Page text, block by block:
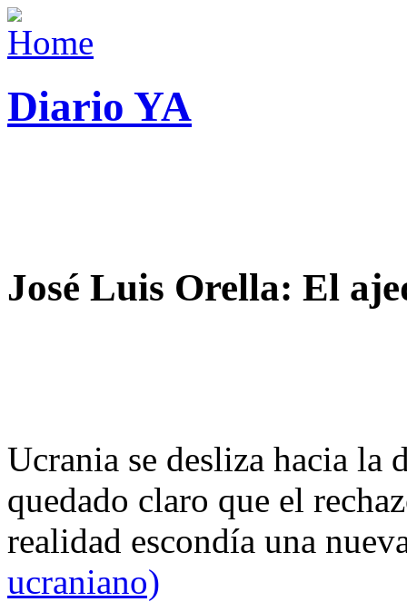
Diario YA
José Luis Orella: El
Ucrania se desliza hacia
quedado claro que el
realidad escondía una
ucraniano)